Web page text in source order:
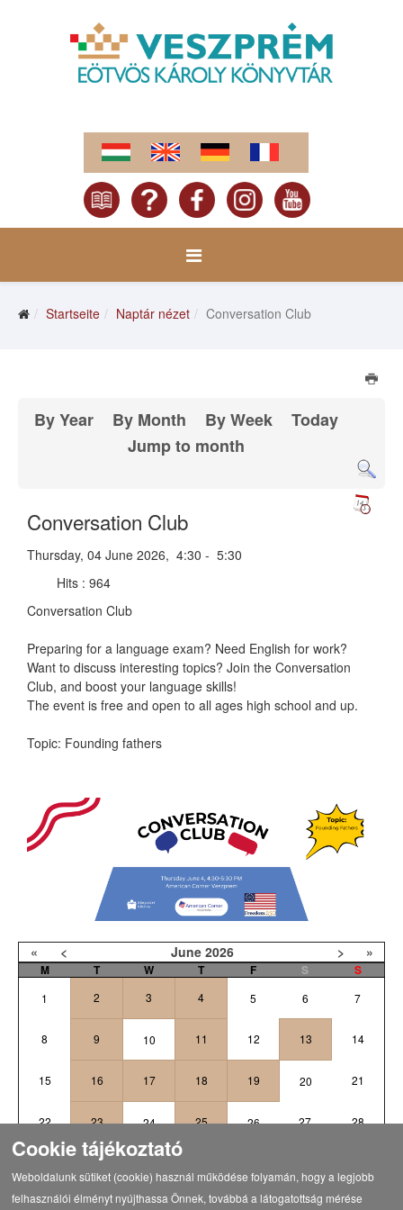
Startseite Naptár nézet Conversation Club
By Year By Month By Week
Today
Jump to month
Conversation Club
Thursday, 04 June 2026, 4:30 - 5:30
Hits : 964
Conversation Club
Preparing for a language exam? Need English for work?
Want to discuss interesting topics? Join the Conversation
Club, and boost your language skills!
The event is free and open to all ages high school and up.
Topic: Founding fathers
« < June 2026 > »
M T W T F S S
1 2 3 4 5 6 7
8 9 10 11 12 13 14
15 16 17 18 19 20 21
22 23 24 25 26 27 28
30
Cookie tájékoztató
Weboldalunk sütiket (cookie) használ működése folyamán, hogy a legjobb
felhasználói élményt nyújthassa Önnek, továbbá a látogatottság mérése